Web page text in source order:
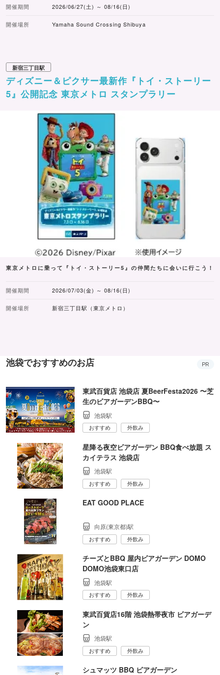
開催期間 2026/06/27(土) ～ 08/16(日)
開催場所 Yamaha Sound Crossing Shibuya
新宿三丁目駅
ディズニー＆ピクサー最新作『トイ・ストーリー
5』公開記念 東京メトロ スタンプラリー
東京メトロに乗って『トイ・ストーリー5』の仲間たちに会いに行こう！
開催期間 2026/07/03(金) ～ 08/16(日)
開催場所 新宿三丁目駅（東京メトロ）
池袋でおすすめのお店 PR
東武百貨店 池袋店 夏BeerFesta2026 〜芝
生のビアガーデンBBQ〜
池袋駅
おすすめ 外飲み
星降る夜空ビアガーデン BBQ食べ放題 ス
カイテラス 池袋店
池袋駅
おすすめ 外飲み
EAT GOOD PLACE
向原(東京都)駅
おすすめ 外飲み
チーズとBBQ 屋内ビアガーデン DOMO
DOMO池袋東口店
池袋駅
おすすめ 外飲み
東武百貨店16階 池袋熱帯夜市 ビアガーデ
ン
池袋駅
おすすめ 外飲み
シュマッツ BBQ ビアガーデン